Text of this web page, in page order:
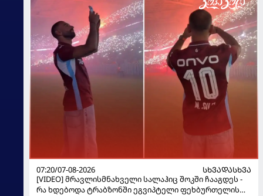
07:20/07-08-2026
ᲡᲮᲕᲐᲓᲐᲡᲮᲕᲐ
[VIDEO] მრავლისმნახველი სალაჰიც შოკში ჩააგდეს -
რა ხდებოდა ტრაბზონში ეგვიპტელი ფეხბურთელის